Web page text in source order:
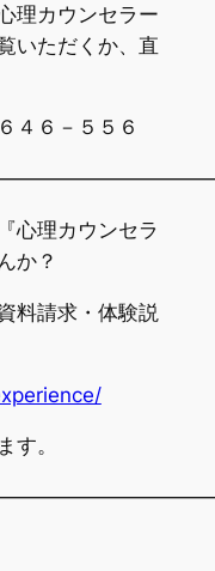
理カウンセラー
いただくか、直
４６－５５６
心理カウンセラ
か？
料請求・体験説
す。